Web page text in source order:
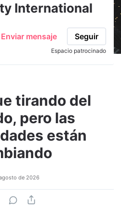
International
Enviar mensaje Seguir
Espacio patrocinado
tirando del
pero las
están
de 2026